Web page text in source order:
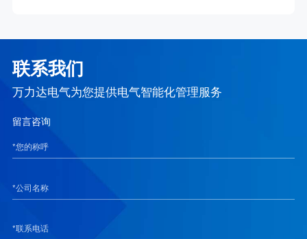
联系我们
万力达电气为您提供电气智能化管理服务
留言咨询